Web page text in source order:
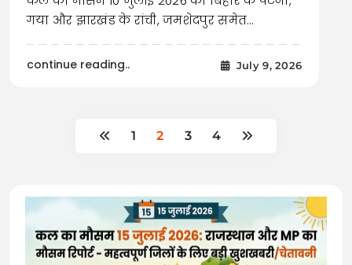
गया और झारखंड के रांची, जमशेदपुर समेत…
continue reading.. July 9, 2026
1 2 3 4